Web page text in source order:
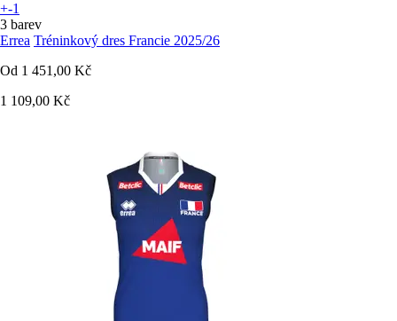
+-1
3 barev
Errea Tréninkový dres Francie 2025/26
Od 1 451,00 Kč
1 109,00 Kč